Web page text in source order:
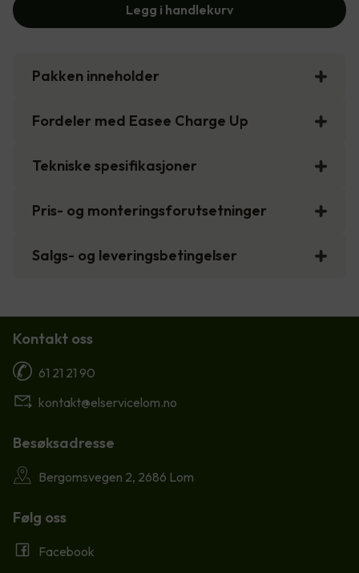
Legg i handlekurv
Pakken inneholder
Fordeler med Easee Charge Up
Tekniske spesifikasjoner
Pris- og monteringsforutsetninger
Salgs- og leveringsbetingelser
Kontakt oss
61 21 21 90
kontakt@elservicelom.no
Besøksadresse
Bergomsvegen 2, 2686 Lom
Følg oss
Facebook